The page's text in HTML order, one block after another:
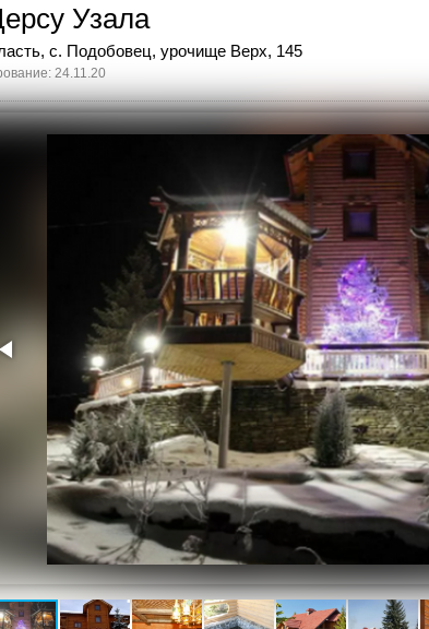
Узала
с. Подобовец, урочище Верх, 145
24.11.20